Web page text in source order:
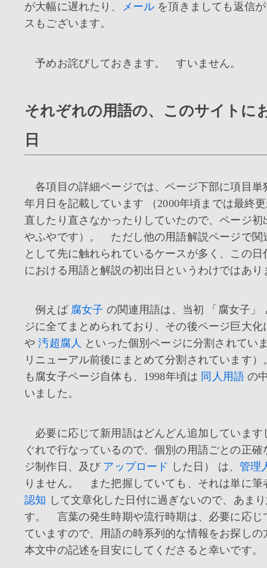
が大幅に遅れたり、
メール を頂きましても返信
スもございます。
予めお詫びしておきます。 すいません。
それぞれの用語の、このサイトに
日
各項目の詳細ページでは、ページ下部に項目単
年月日を記載しています （2000年頃までは最終
直したり直さなかったりしていたので、ページ初
やふやです）。 ただし他の用語解説ページで関
として先に触れられているケースが多く、この日
における用語と解説の初出日というわけではあり
例えば 腐女子 の関連用語は、当初 「腐女子」
ジに全てまとめられており、その後ページ巨大化
や汚超腐人 といった個別ページに分割されてい
リニューアル前後にまとめて分割されています
も腐女子ページ自体も、1998年頃は 同人用語 の
いました。
必要に応じて新用語はどんどん追加しています
ぐれで行なっているので、個別の用語ごとの正
ジ制作日、及び アップロード した日） は、 管理
りません。 また把握していても、それは単に筆
認知 して文章化した日付に過ぎないので、あま
す。 言葉の発生時期や流行時期は、必要に応じ
ていますので、用語の時系列的な情報をお探しの
本文中の記述を目安にしてくださると幸いです。